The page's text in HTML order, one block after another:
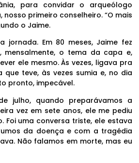
para convidar o arqueólogo
nosso primeiro conselheiro. “O mais
o Jaime.
jornada. Em 80 meses, Jaime fez
mensalmente, o tema da capa e,
ele mesmo. Às vezes, ligava pra
teve, às vezes sumia e, no dia
pronto, impecável.
julho, quando preparávamos a
vez em sete anos, ele me pediu
Foi uma conversa triste, ele estava
da doença e com a tragédia
Não falamos em morte, mas eu